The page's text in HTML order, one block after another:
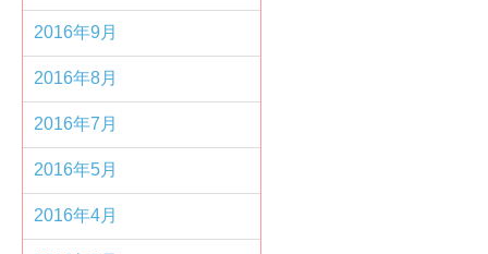
2016年9月
2016年8月
2016年7月
2016年5月
2016年4月